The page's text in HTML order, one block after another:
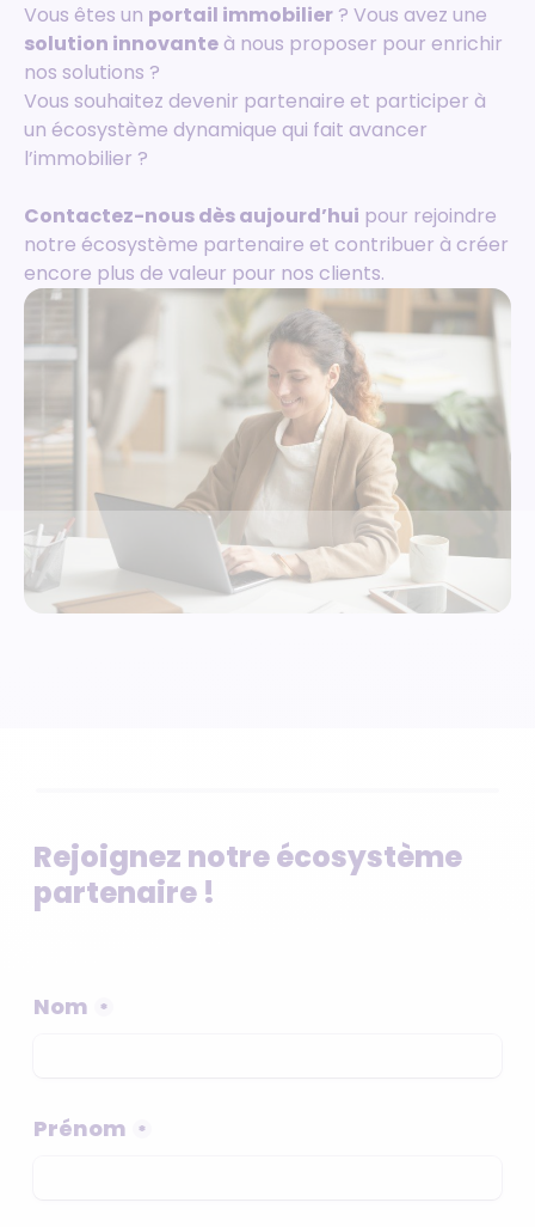
Vous êtes un portail immobilier ? Vous avez une
solution innovanteà nous proposer pour enrichir
nos solutions ?
Vous souhaitez devenir partenaire et participer à
un écosystème dynamique qui fait avancer
l’immobilier ?
Contactez-nous dès aujourd’hui pour rejoindre
notre écosystème partenaire et contribuer à créer
encore plus de valeur pour nos clients.